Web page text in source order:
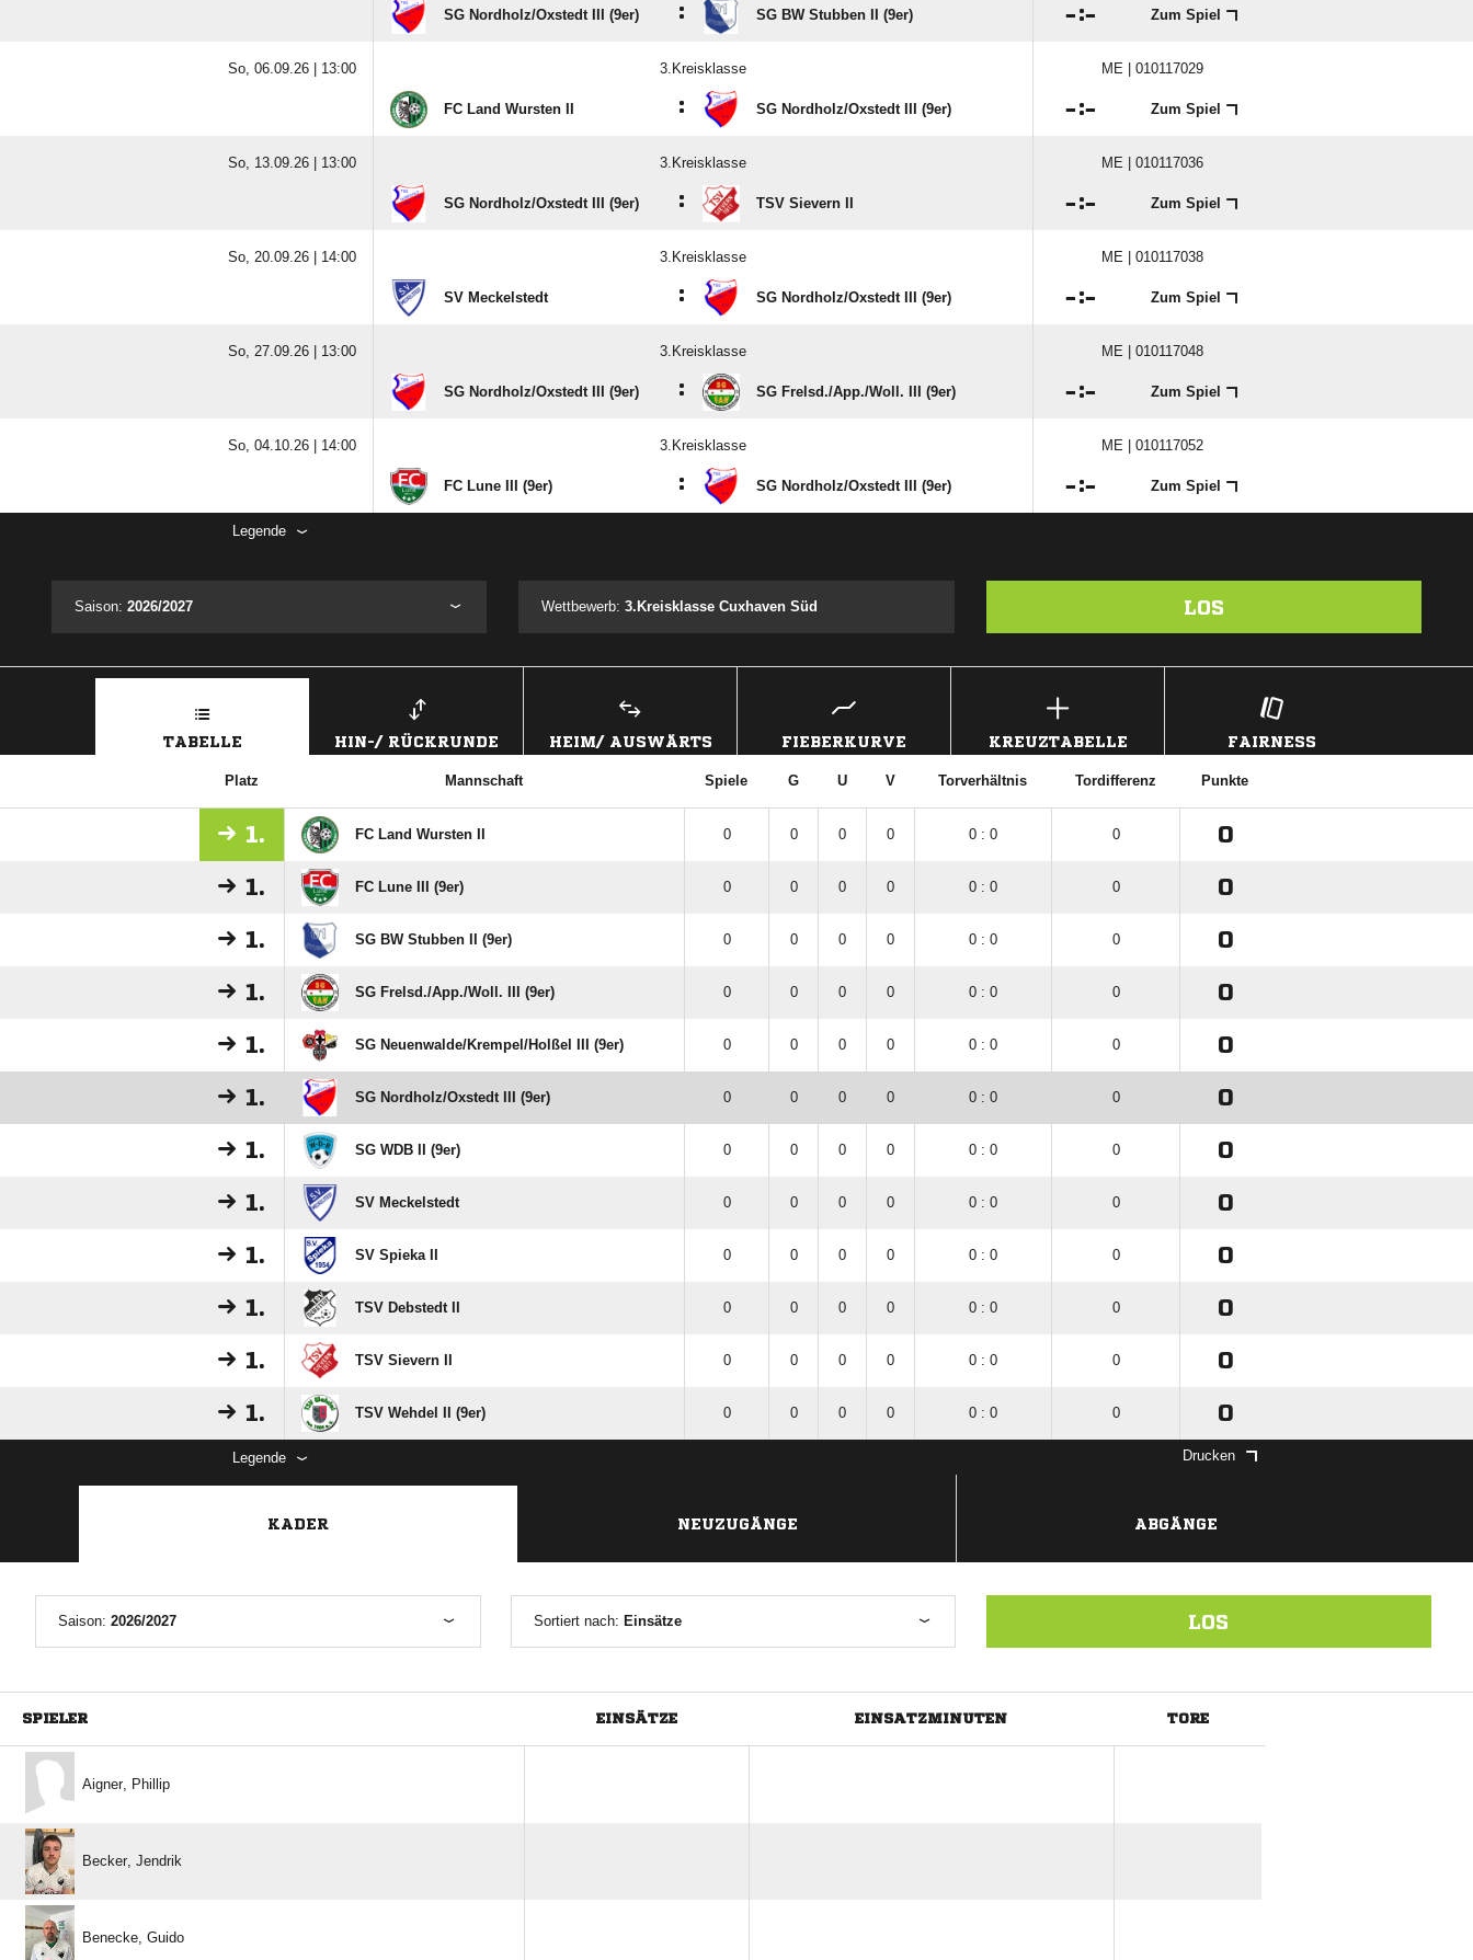
SG Nordholz/​Oxstedt III (9er) : SG BW Stubben II (9er) : Zum Spiel
So, 06.09.26 | 13:00 3.Kreisklasse ME | 010117029
FC Land Wursten II : SG Nordholz/​Oxstedt III (9er) : Zum Spiel
So, 13.09.26 | 13:00 3.Kreisklasse ME | 010117036
SG Nordholz/​Oxstedt III (9er) : TSV Sievern II : Zum Spiel
So, 20.09.26 | 14:00 3.Kreisklasse ME | 010117038
SV Meckelstedt : SG Nordholz/​Oxstedt III (9er) : Zum Spiel
So, 27.09.26 | 13:00 3.Kreisklasse ME | 010117048
SG Nordholz/​Oxstedt III (9er) : SG Frelsd./​App./​Woll. III (9er) : Zum Spiel
So, 04.10.26 | 14:00 3.Kreisklasse ME | 010117052
FC Lune III (9er) : SG Nordholz/​Oxstedt III (9er) : Zum Spiel
Legende
Saison: 2026/2027 Wettbewerb:3.Kreisklasse Cuxhaven Süd LOS
TABELLE HIN-/ RÜCKRUNDE HEIM/ AUSWÄRTS FIEBERKURVE KREUZTABELLE FAIRNESS
Platz Mannschaft Spiele G U V Torverhältnis Tordifferenz Punkte
1. FC Land Wursten II 0 0 0 0 0 : 0 0 0
1. FC Lune III (9er) 0 0 0 0 0 : 0 0 0
1. SG BW Stubben II (9er) 0 0 0 0 0 : 0 0 0
1. SG Frelsd./​App./​Woll. III (9er) 0 0 0 0 0 : 0 0 0
1. SG Neuenwalde/​Krempel/​Holßel III (9er) 0 0 0 0 0 : 0 0 0
1. SG Nordholz/​Oxstedt III (9er) 0 0 0 0 0 : 0 0 0
1. SG WDB II (9er) 0 0 0 0 0 : 0 0 0
1. SV Meckelstedt 0 0 0 0 0 : 0 0 0
1. SV Spieka II 0 0 0 0 0 : 0 0 0
1. TSV Debstedt II 0 0 0 0 0 : 0 0 0
1. TSV Sievern II 0 0 0 0 0 : 0 0 0
1. TSV Wehdel II (9er) 0 0 0 0 0 : 0 0 0
Legende Drucken
KADER NEUZUGÄNGE ABGÄNGE
Saison: 2026/2027 Sortiert nach: Einsätze LOS
SPIELER EINSÄTZE EINSATZMINUTEN TORE
 
 
 